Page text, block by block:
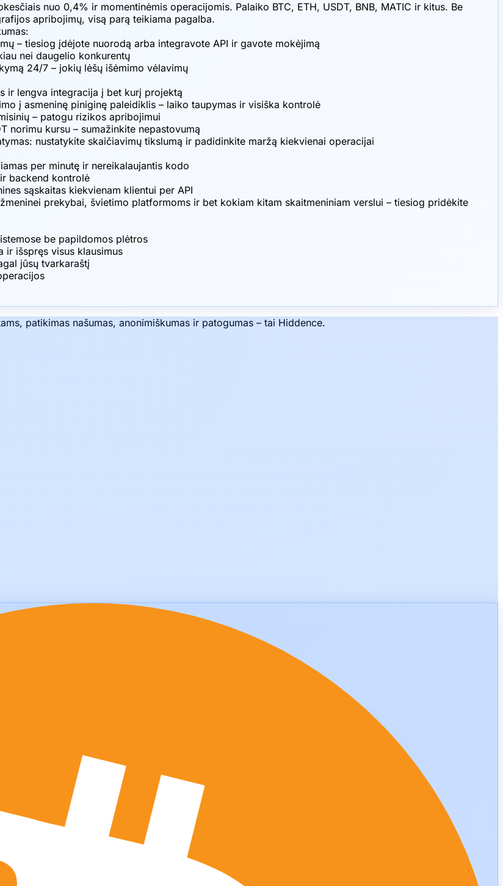
nuo 0,4% ir momentinėmis operacijomis. Palaiko BTC, ETH, USDT, BNB, MATIC ir kitus. Be
apribojimų, visą parą teikiama pagalba.
– tiesiog įdėjote nuorodą arba integravote API ir gavote mokėjimą
nei daugelio konkurentų
24/7 – jokių lėšų išėmimo vėlavimų
ir lengva integracija į bet kurį projektą
į asmeninę piniginę paleidiklis – laiko taupymas ir visiška kontrolė
– patogu rizikos apribojimui
norimu kursu – sumažinkite nepastovumą
nustatykite skaičiavimų tikslumą ir padidinkite maržą kiekvienai operacijai
per minutę ir nereikalaujantis kodo
backend kontrolė
sąskaitas kiekvienam klientui per API
prekybai, švietimo platformoms ir bet kokiam kitam skaitmeniniam verslui – tiesiog pridėkite
be papildomos plėtros
ir išspręs visus klausimus
jūsų tvarkaraštį
patikimas našumas, anonimiškumas ir patogumas – tai Hiddence.